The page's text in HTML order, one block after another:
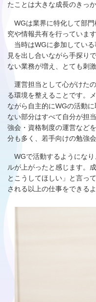
たことは大きな成長のきっ
WGは業界に特化して部門
究や情報共有を行っています
当時はWGに参加している
見を出し合いながら手探り
ない業務が増え、とても刺
運営担当として心がけた
る環境を整えることです。
ながら自主的にWGの活動
ない部分はすべて自分が担
強会・資格制度の運営など
分も多く、若手向けの勉強
WGで活動するようになり
ルが上がったと感じます。
とこうしてほしい」と言っ
される以上の仕事をできる